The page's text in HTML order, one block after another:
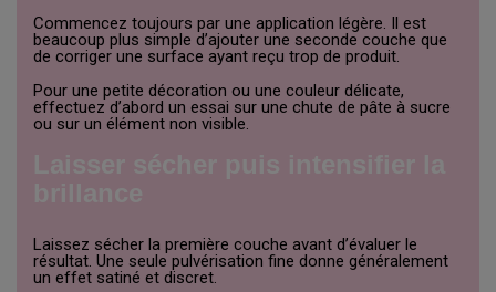
Commencez toujours par une application légère. Il est
beaucoup plus simple d’ajouter une seconde couche que
de corriger une surface ayant reçu trop de produit.
Pour une petite décoration ou une couleur délicate,
effectuez d’abord un essai sur une chute de pâte à sucre
ou sur un élément non visible.
Laissez sécher la première couche avant d’évaluer le
résultat. Une seule pulvérisation fine donne généralement
un effet satiné et discret.